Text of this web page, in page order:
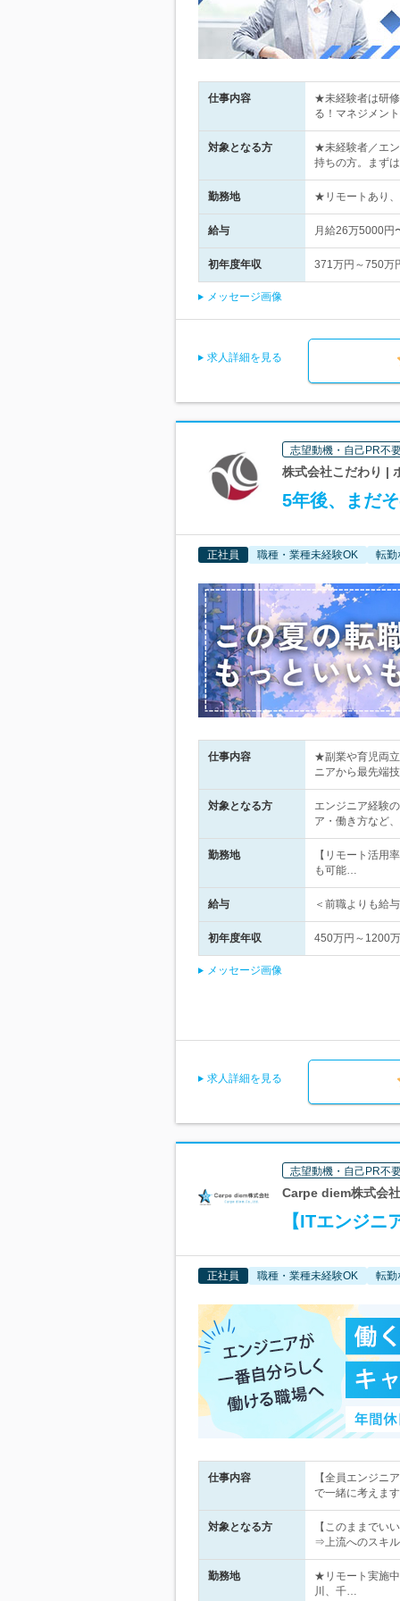
仕事内容
★未経験者は研
る！マネジメン
対象となる方
★未経験者／エ
持ちの方。まず
勤務地 ★リモートあり
給与 月給26万5000
初年度年収 371万円～750万
メッセージ画像
求人詳細を見る
志望動機・自己PR不
株式会社こだわり |
5年後、まだ
正社員 職種・業種未経験OK 転勤
仕事内容
★副業や育児両
ニアから最先端
対象となる方
エンジニア経験
ア・働き方など
勤務地
【リモート活用
も可能…
給与 ＜前職よりも給
初年度年収 450万円～1200
メッセージ画像
求人詳細を見る
志望動機・自己PR不
Carpe diem株式会
【ITエンジ
正社員 職種・業種未経験OK 転勤
仕事内容
【全員エンジニ
で一緒に考えま
対象となる方
【このままでい
⇒上流へのスキ
勤務地
★リモート実施
川、千…